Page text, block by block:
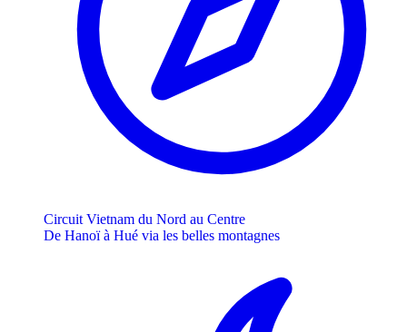
Circuit Vietnam du Nord au Centre
De Hanoï à Hué via les belles montagnes